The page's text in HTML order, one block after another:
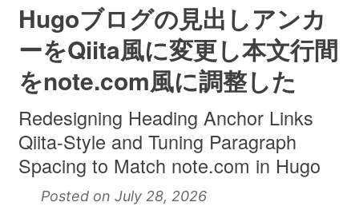
Hugoブログの見出しアンカ
ーをQiita風に変更し本文行間
をnote.com風に調整した
Redesigning Heading Anchor Links
Qiita-Style and Tuning Paragraph
Spacing to Match note.com in Hugo
Posted on July 28, 2026